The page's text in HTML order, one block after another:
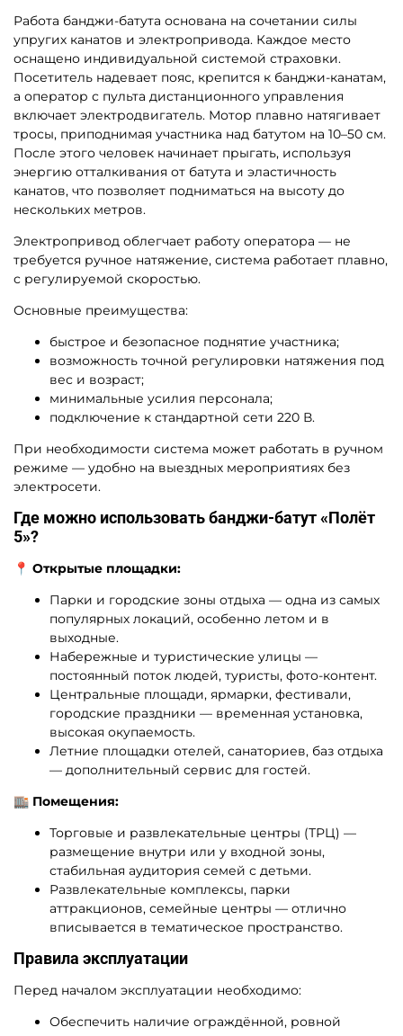
Работа банджи-батута основана на сочетании силы
упругих канатов и электропривода. Каждое место
оснащено индивидуальной системой страховки.
Посетитель надевает пояс, крепится к банджи-канатам,
а оператор с пульта дистанционного управления
включает электродвигатель. Мотор плавно натягивает
тросы, приподнимая участника над батутом на 10–50 см.
После этого человек начинает прыгать, используя
энергию отталкивания от батута и эластичность
канатов, что позволяет подниматься на высоту до
нескольких метров.
Электропривод облегчает работу оператора — не
требуется ручное натяжение, система работает плавно,
с регулируемой скоростью.
Основные преимущества:
быстрое и безопасное поднятие участника;
возможность точной регулировки натяжения под
вес и возраст;
минимальные усилия персонала;
подключение к стандартной сети 220 В.
При необходимости система может работать в ручном
режиме — удобно на выездных мероприятиях без
электросети.
Где можно использовать банджи-батут «Полёт
5»?
📍 Открытые площадки:
Парки и городские зоны отдыха — одна из самых
популярных локаций, особенно летом и в
выходные.
Набережные и туристические улицы —
постоянный поток людей, туристы, фото-контент.
Центральные площади, ярмарки, фестивали,
городские праздники — временная установка,
высокая окупаемость.
Летние площадки отелей, санаториев, баз отдыха
— дополнительный сервис для гостей.
🏬 Помещения:
Торговые и развлекательные центры (ТРЦ) —
размещение внутри или у входной зоны,
стабильная аудитория семей с детьми.
Развлекательные комплексы, парки
аттракционов, семейные центры — отлично
вписывается в тематическое пространство.
Правила эксплуатации
Перед началом эксплуатации необходимо:
Обеспечить наличие ограждённой, ровной